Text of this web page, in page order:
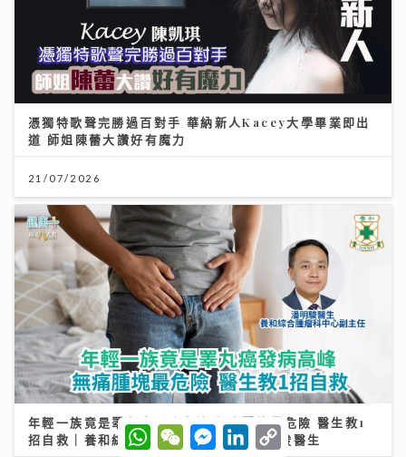
憑獨特歌聲完勝過百對手 華納新人Kacey大學畢業即出
道 師姐陳蕾大讚好有魔力
21/07/2026
年輕一族竟是睪丸癌發病高峰 無痛腫塊最危險 醫生教1
招自救｜養和綜合腫瘤科中心副主任潘明駿醫生
W
h
W
e
M
e
L
C
o